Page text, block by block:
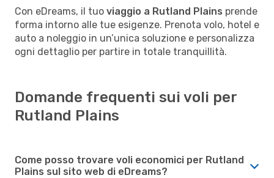
Con eDreams, il tuo viaggio a Rutland Plains prende
forma intorno alle tue esigenze. Prenota volo, hotel e
auto a noleggio in un’unica soluzione e personalizza
ogni dettaglio per partire in totale tranquillità.
Domande frequenti sui voli per
Rutland Plains
Come posso trovare voli economici per Rutland
Plains sul sito web di eDreams?